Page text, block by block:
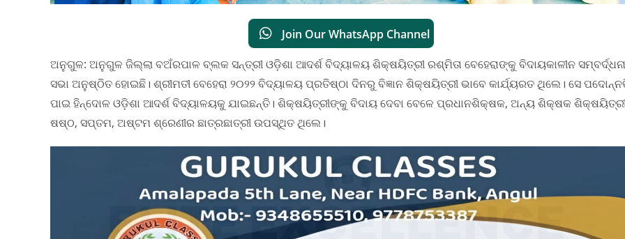
Join Our WhatsApp Channel
ଅନୁଗୁଳ: ଅନୁଗୁଳ ଜିଲ୍ଲା ବଅଁରପାଳ ବ୍ଲକ ସନ୍ତ୍ରୀ ଓଡ଼ିଶା ଆଦର୍ଶ ବିଦ୍ୟାଳୟ ଶିକ୍ଷୟିତ୍ରୀ ରଶ୍ମିତା ବେହେରାଙ୍କୁ ବିଦାୟକାଳୀନ ସମ୍ବର୍ଦ୍ଧନା
ସଭା ଅନୁଷ୍ଠିତ ହୋଇଛି। ଶ୍ରୀମତୀ ବେହେରା ୨୦୨୨ ବିଦ୍ୟାଳୟ ପ୍ରତିଷ୍ଠା ଦିନରୁ ବିଜ୍ଞାନ ଶିକ୍ଷୟିତ୍ରୀ ଭାବେ କାର୍ଯ୍ୟରତ ଥିଲେ। ସେ
ପାଇ ହିନ୍ଦୋଳ ଓଡ଼ିଶା ଆଦର୍ଶ ବିଦ୍ୟାଳୟକୁ ଯାଇଛନ୍ତି। ଶିକ୍ଷୟିତ୍ରୀଙ୍କୁ ବିଦାୟ ଦେବା ବେଳେ ପ୍ରଧାନଶିକ୍ଷକ, ଅନ୍ୟ ଶିକ୍ଷକ
ଷଷ୍ଠ, ସପ୍ତମ, ଅଷ୍ଟମ ଶ୍ରେଣୀର ଛାତ୍ରଛାତ୍ରୀ ଉପସ୍ଥିତ ଥିଲେ।